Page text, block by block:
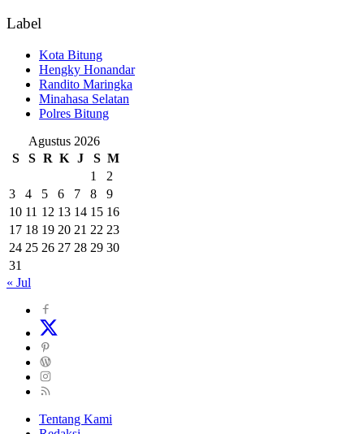
Label
Kota Bitung
Hengky Honandar
Randito Maringka
Minahasa Selatan
Polres Bitung
Agustus 2026
S
S R K J S M
1
2
3
4 5 6 7 8
9
10 11 12 13 14 15 16
17 18 19 20 21 22 23
24 25 26 27 28 29 30
31
« Jul
Tentang Kami